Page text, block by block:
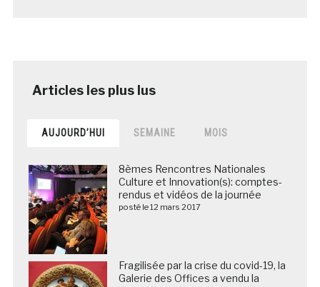
AUJOURD’HUI SEMAINE MOIS
8èmes Rencontres Nationales
Culture et Innovation(s): comptes-
rendus et vidéos de la journée
posté le 12 mars 2017
Fragilisée par la crise du covid-19, la
Galerie des Offices a vendu la